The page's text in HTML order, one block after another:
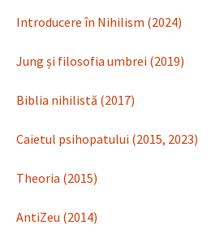
Introducere în Nihilism (2024)
Jung și filosofia umbrei (2019)
Biblia nihilistă (2017)
Caietul psihopatului (2015, 2023)
Theoria (2015)
AntiZeu (2014)